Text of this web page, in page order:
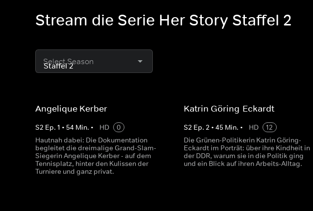
Stream die Serie Her Story Staffel 2
Select Season
Angelique Kerber
S2 Ep. 1 • 54 Min. • HD
0
Hautnah dabei: Die Dokumentation
begleitet die dreimalige Grand-Slam-
Siegerin Angelique Kerber - auf dem
Tennisplatz, hinter den Kulissen der
Turniere und ganz privat.
Katrin Göring-Eckardt
S2 Ep.2 •45 Min. • HD
12
Die Grünen-Politikerin Katrin Göring-
Eckardt im Porträt: über ihre Kindheit in
der DDR, warum sie in die Politik ging
und ein Blick auf ihren Arbeits-Alltag.